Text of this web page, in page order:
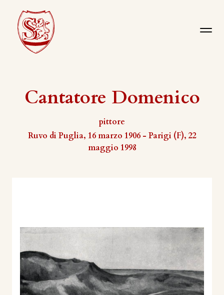
Cantatore Domenico
pittore
Ruvo di Puglia, 16 marzo 1906 - Parigi (F), 22
maggio 1998